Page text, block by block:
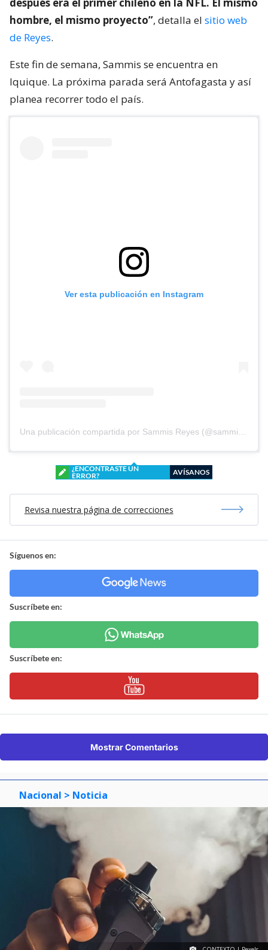
hombre, el mismo proyecto”, detalla el sitio web
de Reyes.
Este fin de semana, Sammis se encuentra en
Iquique. La próxima parada será Antofagasta y así
planea recorrer todo el país.
Ver esta publicación en Instagram
¿ENCONTRASTE UN
ERROR?
AVÍSANOS
Revisa nuestra página de correcciones
Síguenos en:
Suscríbete en:
Suscríbete en:
Mostrar Comentarios
Nacional > Noticia